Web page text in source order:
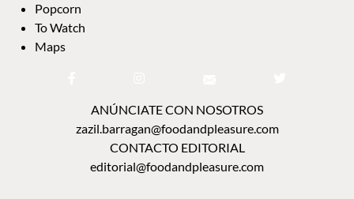
Popcorn
To Watch
Maps
ANÚNCIATE CON NOSOTROS
zazil.barragan@foodandpleasure.com
CONTACTO EDITORIAL
editorial@foodandpleasure.com